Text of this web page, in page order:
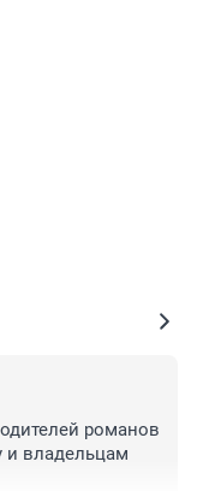
романов
и владельцам